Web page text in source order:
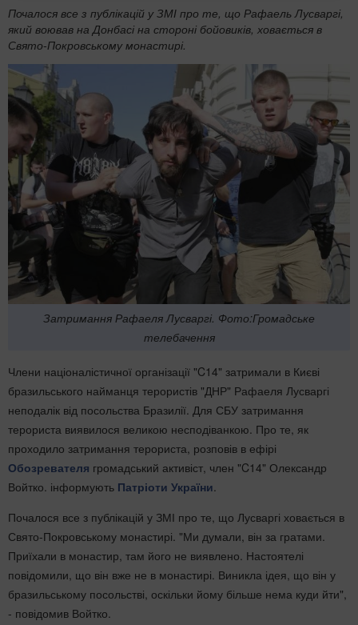
Почалося все з публікацій у ЗМІ про те, що Рафаель Лусваргі,
який воював на Донбасі на стороні бойовиків, ховається в
Свято-Покровському монастирі.
Затримання Рафаеля Лусваргі. Фото:Громадське
телебачення
Члени націоналістичної організації "C14" затримали в Києві
бразильського найманця терористів "ДНР" Рафаеля Лусваргі
неподалік від посольства Бразилії. Для СБУ затримання
терориста виявилося великою несподіванкою. Про те, як
проходило затримання терориста, розповів в ефірі
Обозревателя громадський активіст, член "C14" Олександр
Войтко. інформують Патріоти України.
Почалося все з публікацій у ЗМІ про те, що Лусваргі ховається в
Свято-Покровському монастирі. "Ми думали, він за гратами.
Приїхали в монастир, там його не виявлено. Настоятелі
повідомили, що він вже не в монастирі. Виникла ідея, що він у
бразильському посольстві, оскільки йому більше нема куди йти",
- повідомив Войтко.